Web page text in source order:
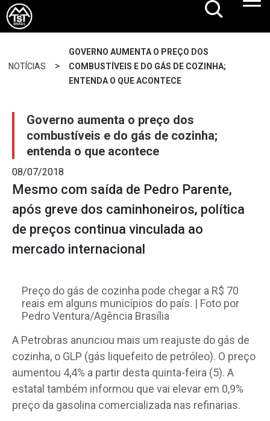
NOTÍCIAS >
GOVERNO AUMENTA O PREÇO DOS
COMBUSTÍVEIS E DO GÁS DE COZINHA;
ENTENDA O QUE ACONTECE
Governo aumenta o preço dos
combustíveis e do gás de cozinha;
entenda o que acontece
08/07/2018
Mesmo com saída de Pedro Parente,
após greve dos caminhoneiros, política
de preços continua vinculada ao
mercado internacional
Preço do gás de cozinha pode chegar a R$ 70
reais em alguns municípios do país. | Foto por
Pedro Ventura/Agência Brasília
A Petrobras anunciou mais um reajuste do gás de
cozinha, o GLP (gás liquefeito de petróleo). O preço
aumentou 4,4% a partir desta quinta-feira (5). A
estatal também informou que vai elevar em 0,9%
preço da gasolina comercializada nas refinarias.